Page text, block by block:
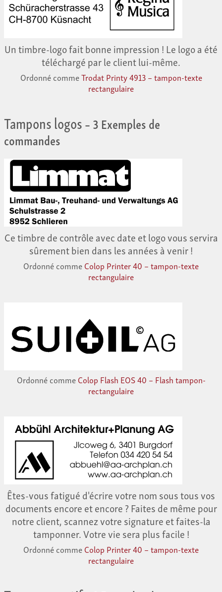
Un timbre-logo fait bonne impression ! Le logo a été
téléchargé par le client lui-même.
Ordonné commeTrodat Printy 4913 – tampon-texte
rectangulaire
Tampons logos– 3 Exemples de
commandes
Ce timbre de contrôle avec date et logo vous servira
sûrement bien dans les années à venir !
Ordonné commeColop Printer 40 – tampon-texte
rectangulaire
Ordonné commeColop Flash EOS 40 – Flash tampon-
rectangulaire
Êtes-vous fatigué d'écrire votre nom sous tous vos
documents encore et encore ? Faites de même pour
notre client, scannez votre signature et faites-la
tamponner. Votre vie sera plus facile !
Ordonné commeColop Printer 40 – tampon-texte
rectangulaire